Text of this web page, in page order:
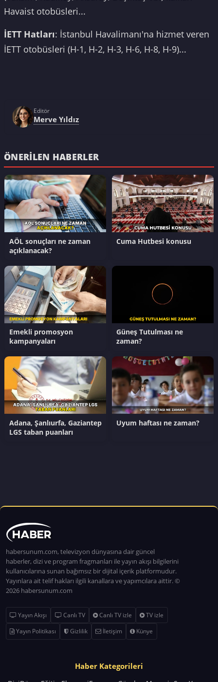
Havaist otobüsleri...
İETT Hatları: İstanbul Havalimanı'na hizmet veren
İETT otobüsleri (H-1, H-2, H-3, H-6, H-8, H-9)...
Editör
Merve Yıldız
ÖNERILEN HABERLER
AÖL sonuçları ne zaman
açıklanacak?
Cuma Hutbesi konusu
Emekli promosyon
kampanyaları
Güneş Tutulması ne
zaman?
Adana, Şanlıurfa, Gaziantep
LGS taban puanları
Uyum haftası ne zaman?
habersunum.com, televizyon dünyasına dair güncel
haberler, dizi ve program fragmanları ile yayın akışı bilgilerini
kullanıcılarına sunan bağımsız bir dijital içerik platformudur.
Yayınlara ait telif hakları ilgili kanallara ve yapımcılara aittir. ©
2026 habersunum.com
Yayın Akışı Canlı TV Canlı TV izle
TV izle
Yayın Politikası
Gizlilik İletişim Künye
Haber Kategorileri